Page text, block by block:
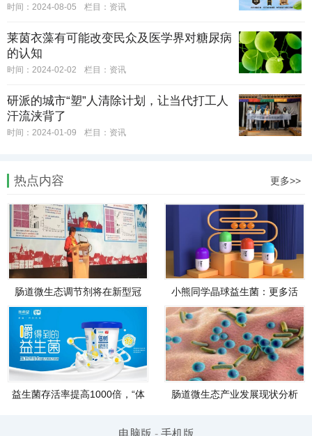
时间：2024-08-05 栏目： 资讯
莱茵衣藻有可能改变民众及医学界对糖尿病
的认知
时间：2024-02-02 栏目： 资讯
研派的城市“塑”人清除计划，让当代打工人
汗流浃背了
时间：2024-01-09 栏目： 资讯
热点内容 更多>>
肠道微生态调节剂将在新型冠
小熊同学晶球益生菌：更多活
益生菌存活率提高1000倍，“体
肠道微生态产业发展现状分析
电脑版 - 手机版